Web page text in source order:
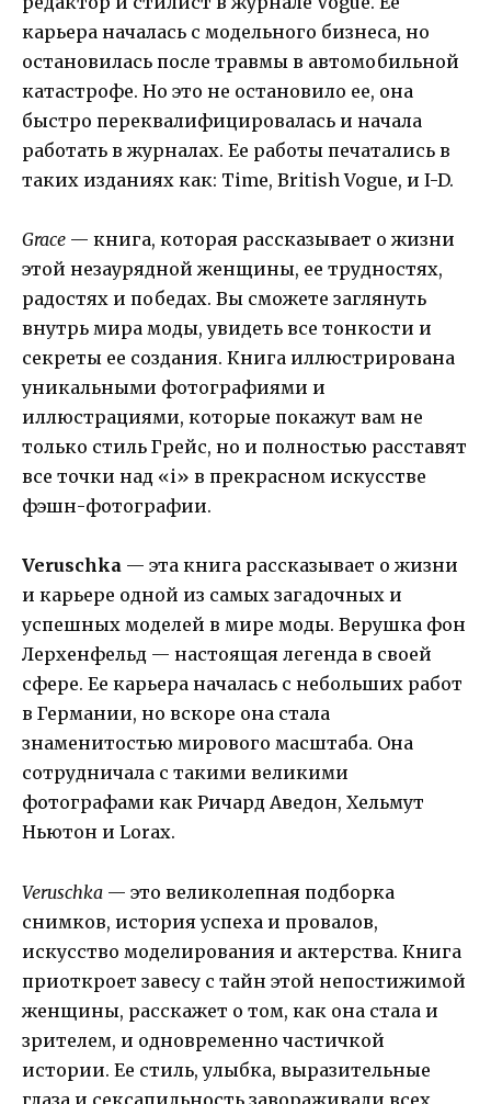
карьера началась с модельного бизнеса, но
остановилась после травмы в автомобильной
катастрофе. Но это не остановило ее, она
быстро переквалифицировалась и начала
работать в журналах. Ее работы печатались в
таких изданиях как: Time, British Vogue, и I-D.
Grace — книга, которая рассказывает о жизни
этой незаурядной женщины, ее трудностях,
радостях и победах. Вы сможете заглянуть
внутрь мира моды, увидеть все тонкости и
секреты ее создания. Книга иллюстрирована
уникальными фотографиями и
иллюстрациями, которые покажут вам не
только стиль Грейс, но и полностью расставят
все точки над «i» в прекрасном искусстве
фэшн-фотографии.
Veruschka — эта книга рассказывает о жизни
и карьере одной из самых загадочных и
успешных моделей в мире моды. Верушка фон
Лерхенфельд — настоящая легенда в своей
сфере. Ее карьера началась с небольших работ
в Германии, но вскоре она стала
знаменитостью мирового масштаба. Она
сотрудничала с такими великими
фотографами как Ричард Аведон, Хельмут
Ньютон и Lorax.
Veruschka — это великолепная подборка
снимков, история успеха и провалов,
искусство моделирования и актерства. Книга
приоткроет завесу с тайн этой непостижимой
женщины, расскажет о том, как она стала и
зрителем, и одновременно частичкой
истории. Ее стиль, улыбка, выразительные
глаза и сексапильность завораживали всех,